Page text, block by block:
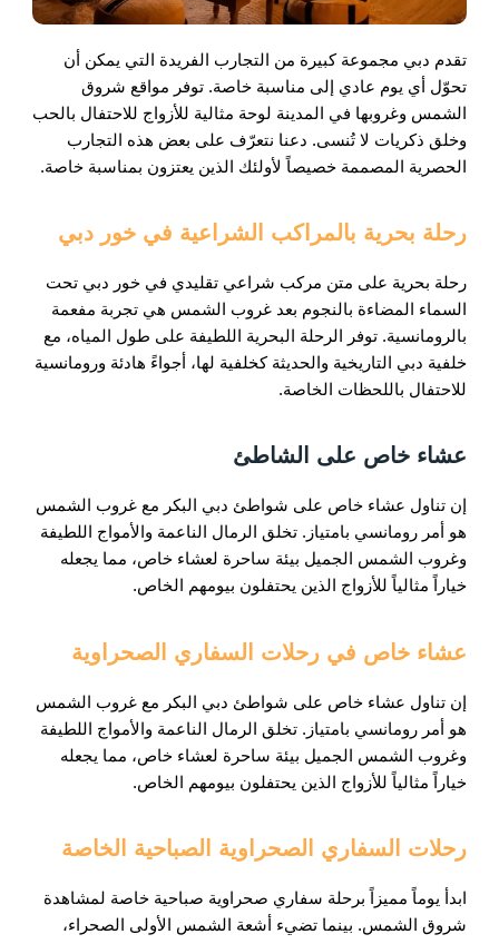
تقدم دبي مجموعة كبيرة من التجارب الفريدة التي يمكن أن
تحوّل أي يوم عادي إلى مناسبة خاصة. توفر مواقع شروق
الشمس وغروبها في المدينة لوحة مثالية للأزواج للاحتفال بالحب
وخلق ذكريات لا تُنسى. دعنا نتعرّف على بعض هذه التجارب
الحصرية المصممة خصيصاً لأولئك الذين يعتزون بمناسبة خاصة.
رحلة بحرية بالمراكب الشراعية في خور دبي
رحلة بحرية على متن مركب شراعي تقليدي في خور دبي تحت
السماء المضاءة بالنجوم بعد غروب الشمس هي تجربة مفعمة
بالرومانسية. توفر الرحلة البحرية اللطيفة على طول المياه، مع
خلفية دبي التاريخية والحديثة كخلفية لها، أجواءً هادئة ورومانسية
للاحتفال باللحظات الخاصة.
عشاء خاص على الشاطئ
إن تناول عشاء خاص على شواطئ دبي البكر مع غروب الشمس
هو أمر رومانسي بامتياز. تخلق الرمال الناعمة والأمواج اللطيفة
وغروب الشمس الجميل بيئة ساحرة لعشاء خاص، مما يجعله
خياراً مثالياً للأزواج الذين يحتفلون بيومهم الخاص.
عشاء خاص في رحلات السفاري الصحراوية
إن تناول عشاء خاص على شواطئ دبي البكر مع غروب الشمس
هو أمر رومانسي بامتياز. تخلق الرمال الناعمة والأمواج اللطيفة
وغروب الشمس الجميل بيئة ساحرة لعشاء خاص، مما يجعله
خياراً مثالياً للأزواج الذين يحتفلون بيومهم الخاص.
رحلات السفاري الصحراوية الصباحية الخاصة
ابدأ يوماً مميزاً برحلة سفاري صحراوية صباحية خاصة لمشاهدة
شروق الشمس. بينما تضيء أشعة الشمس الأولى الصحراء،